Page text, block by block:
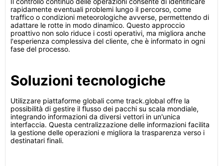
rapidamente eventuali problemi lungo il percorso, come
traffico o condizioni meteorologiche avverse, permettendo di
adattare le rotte in modo dinamico. Questo approccio
proattivo non solo riduce i costi operativi, ma migliora anche
l'esperienza complessiva del cliente, che è informato in ogni
fase del processo.
Soluzioni tecnologiche
Utilizzare piattaforme globali come track.global offre la
possibilità di gestire il flusso dei pacchi su scala mondiale,
integrando informazioni da diversi vettori in un'unica
interfaccia. Questa centralizzazione delle informazioni facilita
la gestione delle operazioni e migliora la trasparenza verso i
destinatari finali.